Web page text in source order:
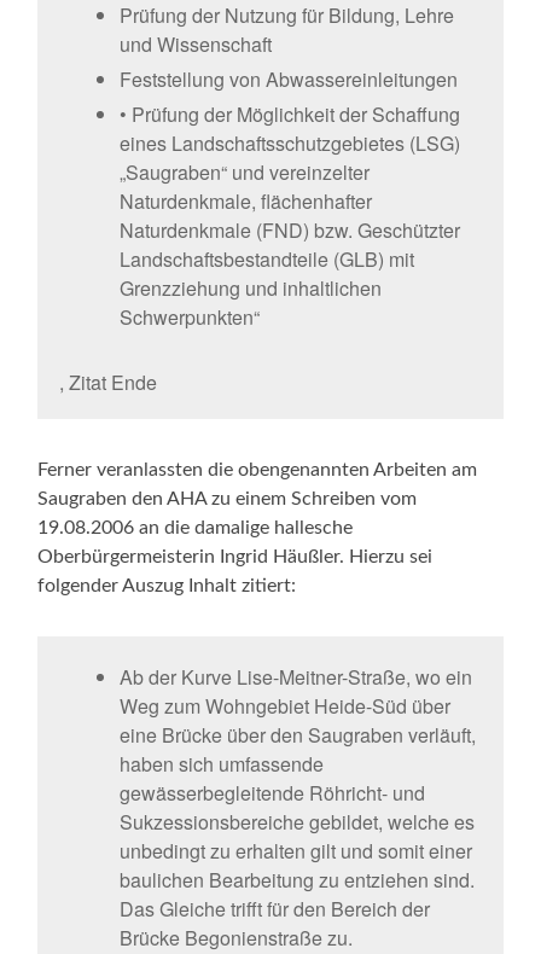
Prüfung der Nutzung für Bildung, Lehre
und Wissenschaft
Feststellung von Abwassereinleitungen
• Prüfung der Möglichkeit der Schaffung
eines Landschaftsschutzgebietes (LSG)
„Saugraben“ und vereinzelter
Naturdenkmale, flächenhafter
Naturdenkmale (FND) bzw. Geschützter
Landschaftsbestandteile (GLB) mit
Grenzziehung und inhaltlichen
Schwerpunkten“
, Zitat Ende
Ferner veranlassten die obengenannten Arbeiten am
Saugraben den AHA zu einem Schreiben vom
19.08.2006 an die damalige hallesche
Oberbürgermeisterin Ingrid Häußler. Hierzu sei
folgender Auszug Inhalt zitiert:
Ab der Kurve Lise-Meitner-Straße, wo ein
Weg zum Wohngebiet Heide-Süd über
eine Brücke über den Saugraben verläuft,
haben sich umfassende
gewässerbegleitende Röhricht- und
Sukzessionsbereiche gebildet, welche es
unbedingt zu erhalten gilt und somit einer
baulichen Bearbeitung zu entziehen sind.
Das Gleiche trifft für den Bereich der
Brücke Begonienstraße zu.